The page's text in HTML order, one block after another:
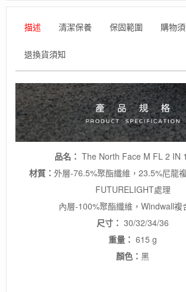
PANT/
水
保
暖
褲
數
描述 清潔保養 保固範圍 購物
退換貨須知
品名： The North Face M FL 2 IN
材質： 外層-76.5%聚酯纖維，23.5%尼龍
FUTURELIGHT處理
內層-100%聚酯纖維，Windwall複
尺寸： 30/32/34/36
重量： 615 g
顏色： 黑